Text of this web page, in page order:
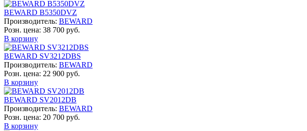
BEWARD B5350DVZ
Производитель: BEWARD
Розн. цена: 38 700 руб.
В корзину
BEWARD SV3212DBS
Производитель: BEWARD
Розн. цена: 22 900 руб.
В корзину
BEWARD SV2012DB
Производитель: BEWARD
Розн. цена: 20 700 руб.
В корзину